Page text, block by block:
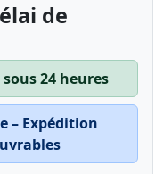
de
24 heures
– Expédition